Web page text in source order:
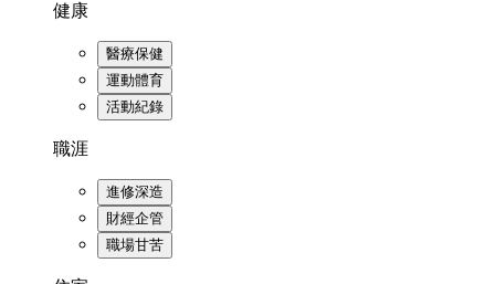
健康
醫療保健
運動體育
活動紀錄
職涯
進修深造
財經企管
職場甘苦